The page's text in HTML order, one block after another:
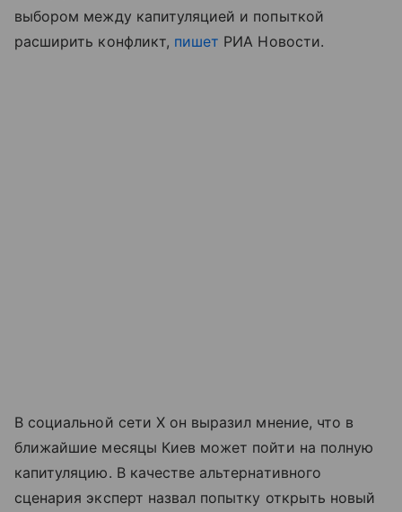
выбором между капитуляцией и попыткой
расширить конфликт, пишет РИА Новости.
В социальной сети X он выразил мнение, что в
ближайшие месяцы Киев может пойти на полную
капитуляцию. В качестве альтернативного
сценария эксперт назвал попытку открыть новый